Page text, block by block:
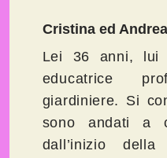
Cristina ed Andrea
Lei 36 anni, lui
educatrice
giardiniere. Si
sono andati a
dall’inizio